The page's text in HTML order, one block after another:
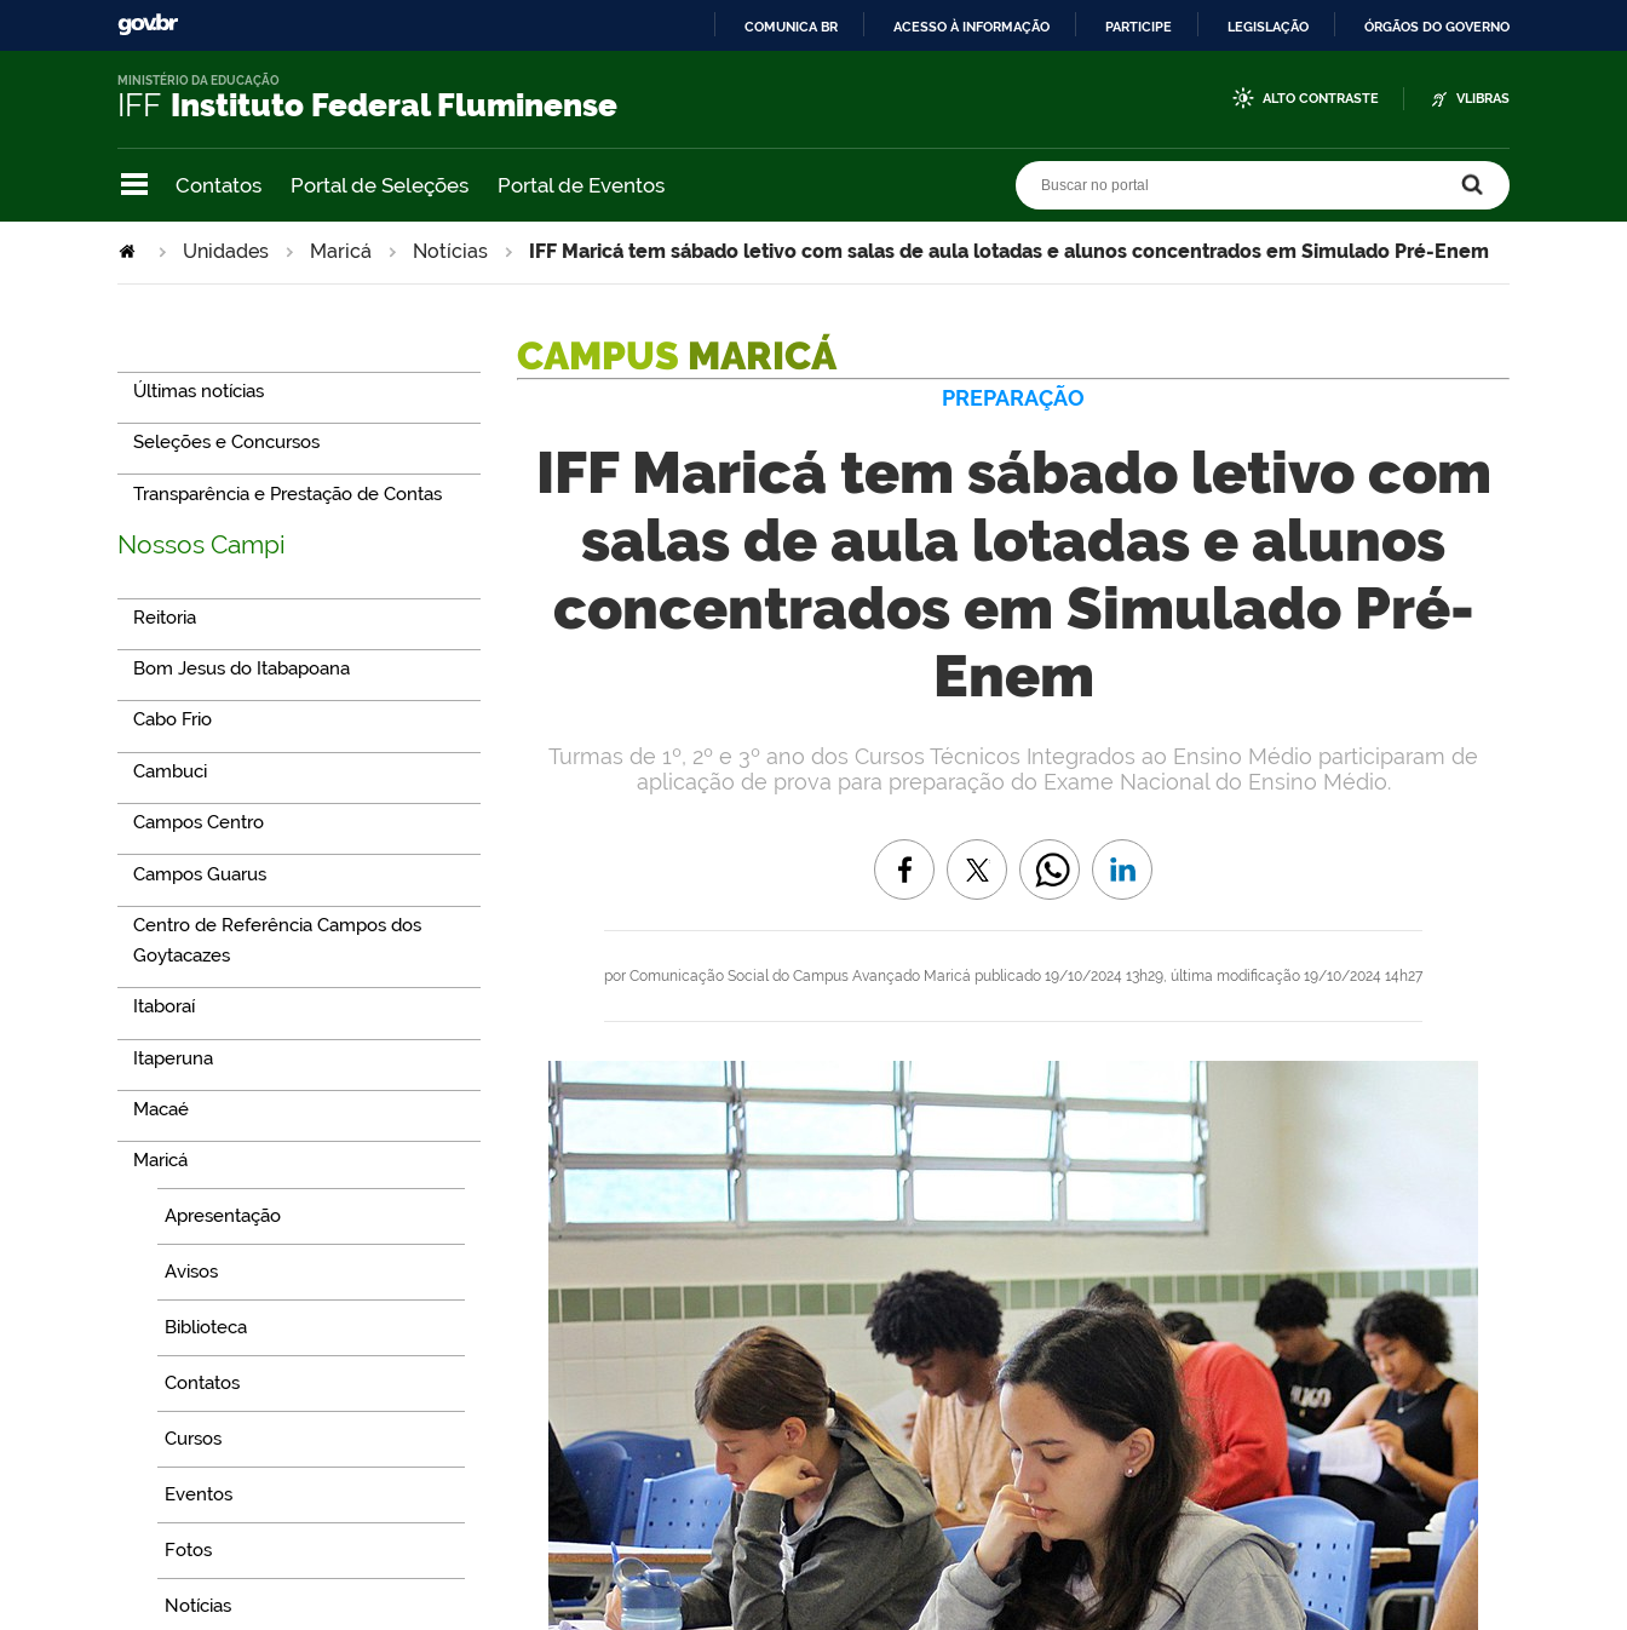
COMUNICA BR ACESSO À INFORMAÇÃO PARTICIPE LEGISLAÇÃO ÓRGÃOS DO GOVERNO
IFF Instituto Federal Fluminense
MINISTÉRIO DA EDUCAÇÃO
ALTO CONTRASTE VLIBRAS
Contatos Portal de Seleções Portal de Eventos
Unidades Maricá Notícias IFF Maricá tem sábado letivo com salas de aula lotadas e alunos concentrados em Simulado Pré-Enem
Últimas notícias
Seleções e Concursos
Transparência e Prestação de Contas
Nossos Campi
Reitoria
Bom Jesus do Itabapoana
Cabo Frio
Cambuci
Campos Centro
Campos Guarus
Centro de Referência Campos dos
Goytacazes
Itaboraí
Itaperuna
Macaé
Maricá
Apresentação
Avisos
Biblioteca
Contatos
Cursos
Eventos
Fotos
Notícias
CAMPUS MARICÁ
PREPARAÇÃO
IFF Maricá tem sábado letivo com
salas de aula lotadas e alunos
concentrados em Simulado Pré-
Enem
por Comunicação Social do Campus Avançado Maricá publicado 19/10/2024 13h29, última modificação 19/10/2024 14h27
Turmas de 1º, 2º e 3º ano dos Cursos Técnicos Integrados ao Ensino Médio participaram de
aplicação de prova para preparação do Exame Nacional do Ensino Médio.